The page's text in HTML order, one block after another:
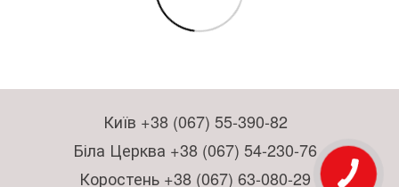
Київ +38 (067) 55-390-82
Біла Церква +38 (067) 54-230-76
Коростень +38 (067) 63-080-29